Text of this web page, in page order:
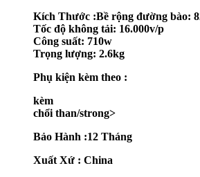
Kích Thước :Bề rộng đường bào:
Tốc độ không tải: 16.000v/p
Công suất: 710w
Trọng lượng: 2.6kg
Phụ kiện kèm theo :
kèm
chổi than/strong>
Bảo Hành :12 Tháng
Xuất Xứ : China